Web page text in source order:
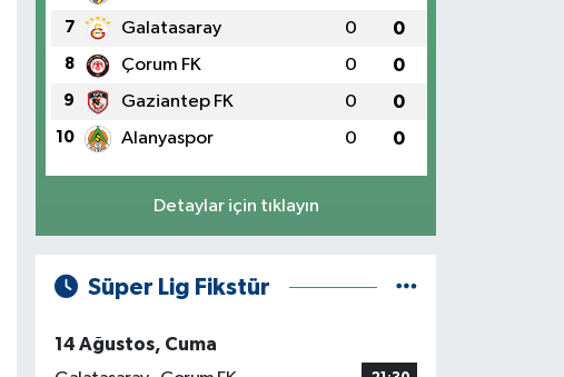
7 Galatasaray 0 0
8 Çorum FK 0 0
9 Gaziantep FK 0 0
10 Alanyaspor 0 0
Detaylar için tıklayın
Süper Lig Fikstür
14 Ağustos, Cuma